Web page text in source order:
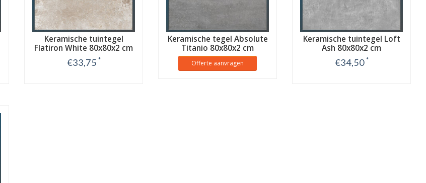
Keramische tuintegel
Flatiron White 80x80x2 cm
€33,75 *
Keramische tegel Absolute
Titanio 80x80x2 cm
Offerte aanvragen
Keramische tuintegel Loft
Ash 80x80x2 cm
€34,50 *